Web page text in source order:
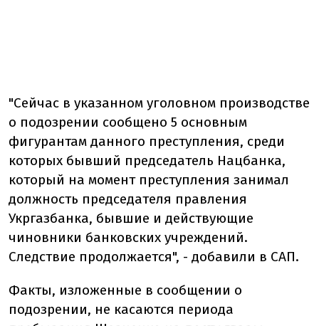
"Сейчас в указанном уголовном производстве
о подозрении сообщено 5 основным
фигурантам данного преступления, среди
которых бывший председатель Нацбанка,
который на момент преступления занимал
должность председателя правления
Укргазбанка, бывшие и действующие
чиновники банковских учреждений.
Следствие продолжается", - добавили в САП.
Факты, изложенные в сообщении о
подозрении, не касаются периода